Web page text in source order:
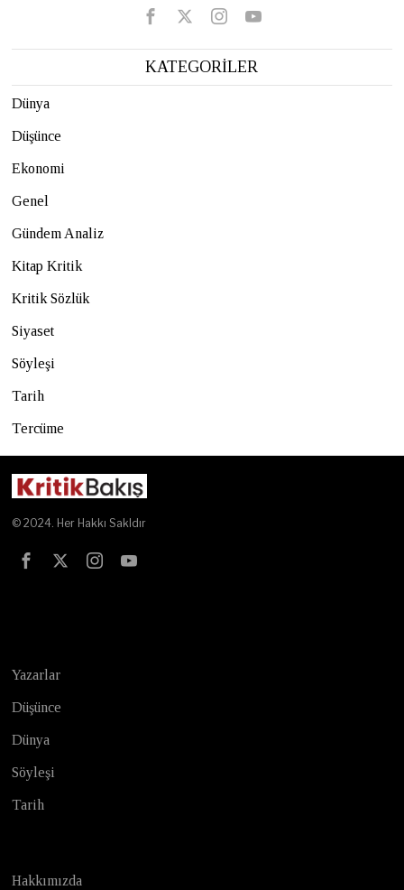
KATEGORİLER
Dünya
Düşünce
Ekonomi
Genel
Gündem Analiz
Kitap Kritik
Kritik Sözlük
Siyaset
Söyleşi
Tarih
Tercüme
© 2024. Her Hakkı Sakldır
Yazarlar
Düşünce
Dünya
Söyleşi
Tarih
Hakkımızda